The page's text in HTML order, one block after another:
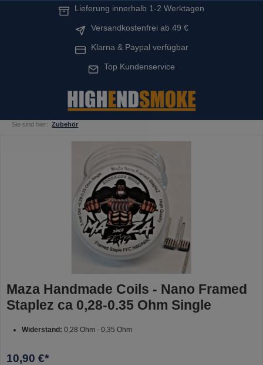
Lieferung innerhalb 1-2 Werktagen
Versandkostenfrei ab 49 €
Klarna & Paypal verfügbar
Top Kundenservice
Sie sind hier: Zubehör
Maza Handmade Coils - Nano Framed
Staplez ca 0,28-0.35 Ohm Single
Widerstand: 0,28 Ohm - 0,35 Ohm
10,90 €*